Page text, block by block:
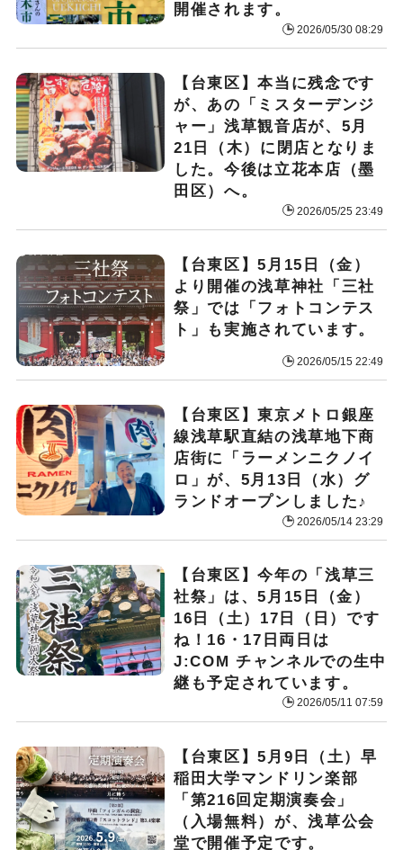
開催されます。
2026/05/30 08:29
【台東区】本当に残念です
が、あの「ミスターデンジ
ャー」浅草観音店が、5月
21日（木）に閉店となりま
した。今後は立花本店（墨
田区）へ。
2026/05/25 23:49
【台東区】5月15日（金）
より開催の浅草神社「三社
祭」では「フォトコンテス
ト」も実施されています。
2026/05/15 22:49
【台東区】東京メトロ銀座
線浅草駅直結の浅草地下商
店街に「ラーメンニクノイ
ロ」が、5月13日（水）グ
ランドオープンしました♪
2026/05/14 23:29
【台東区】今年の「浅草三
社祭」は、5月15日（金）
16日（土）17日（日）です
ね！16・17日両日は
J:COM チャンネルでの生中
継も予定されています。
2026/05/11 07:59
【台東区】5月9日（土）早
稲田大学マンドリン楽部
「第216回定期演奏会」
（入場無料）が、浅草公会
堂で開催予定です。